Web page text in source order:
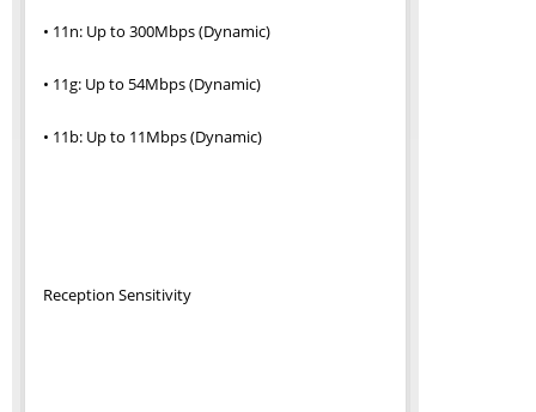
• 11n: Up to 300Mbps (Dynamic)
• 11g: Up to 54Mbps (Dynamic)
• 11b: Up to 11Mbps (Dynamic)
Reception Sensitivity